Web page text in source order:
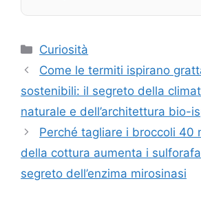
Categorie
Curiosità
Come le termiti ispirano
sostenibili: il segreto della
naturale e dell’architettura bio-
Perché tagliare i broccoli 40
della cottura aumenta i
segreto dell’enzima mirosinasi